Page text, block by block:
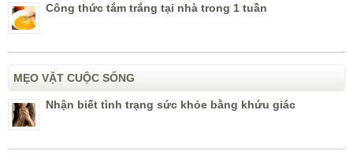
Công thức tắm trắng tại nhà trong 1 tuần
MẸO VẶT CUỘC SỐNG
Nhận biết tình trạng sức khỏe bằng khứu giác